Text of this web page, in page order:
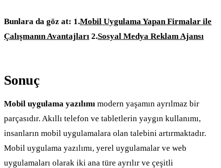
Bunlara da göz at: 1.Mobil Uygulama Yapan Firmalar ile
Çalışmanın Avantajları 2.Sosyal Medya Reklam Ajansı
Sonuç
Mobil uygulama yazılımı modern yaşamın ayrılmaz bir
parçasıdır. Akıllı telefon ve tabletlerin yaygın kullanımı,
insanların mobil uygulamalara olan talebini artırmaktadır.
Mobil uygulama yazılımı, yerel uygulamalar ve web
uygulamaları olarak iki ana türe ayrılır ve çeşitli